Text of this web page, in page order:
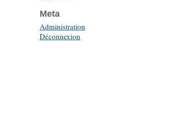
Meta
Administration
Déconnexion